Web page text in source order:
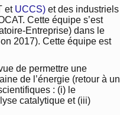
et UCCS) et des industriels
Cette équipe s’est
Entreprise) dans le
2017). Cette équipe est
de permettre une
de l’énergie (retour à un
: (i) le
catalytique et (iii)